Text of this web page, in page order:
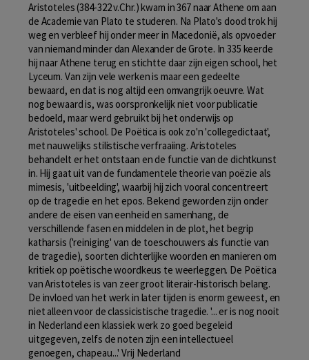
Aristoteles (384-322 v.Chr.) kwam in 367 naar Athene om aan
de Academie van Plato te studeren. Na Plato's dood trok hij
weg en verbleef hij onder meer in Macedonië, als opvoeder
van niemand minder dan Alexander de Grote. In 335 keerde
hij naar Athene terug en stichtte daar zijn eigen school, het
Lyceum. Van zijn vele werken is maar een gedeelte
bewaard, en dat is nog altijd een omvangrijk oeuvre. Wat
nog bewaard is, was oorspronkelijk niet voor publicatie
bedoeld, maar werd gebruikt bij het onderwijs op
Aristoteles' school. De Poëtica is ook zo'n 'collegedictaat',
met nauwelijks stilistische verfraaiing. Aristoteles
behandelt er het ontstaan en de functie van de dichtkunst
in. Hij gaat uit van de fundamentele theorie van poëzie als
mimesis, 'uitbeelding', waarbij hij zich vooral concentreert
op de tragedie en het epos. Bekend geworden zijn onder
andere de eisen van eenheid en samenhang, de
verschillende fasen en middelen in de plot, het begrip
katharsis ('reiniging' van de toeschouwers als functie van
de tragedie), soorten dichterlijke woorden en manieren om
kritiek op poëtische woordkeus te weerleggen. De Poëtica
van Aristoteles is van zeer groot literair-historisch belang.
De invloed van het werk in later tijden is enorm geweest, en
niet alleen voor de classicistische tragedie. '... er is nog nooit
in Nederland een klassiek werk zo goed begeleid
uitgegeven, zelfs de noten zijn een intellectueel
genoegen, chapeau...' Vrij Nederland